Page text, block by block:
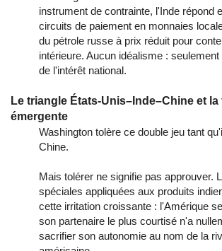
instrument de contrainte, l'Inde répond
circuits de paiement en monnaies
du pétrole russe à prix réduit pour
intérieure. Aucun idéalisme :
de l'intérêt national.
Le triangle États-Unis–Inde–Chine et
émergente
Washington tolère ce double jeu tant
Chine.
Mais tolérer ne signifie pas approuver.
spéciales appliquées aux produits
cette irritation croissante : l'Amérique
son partenaire le plus courtisé n'a
sacrifier son autonomie au nom de la